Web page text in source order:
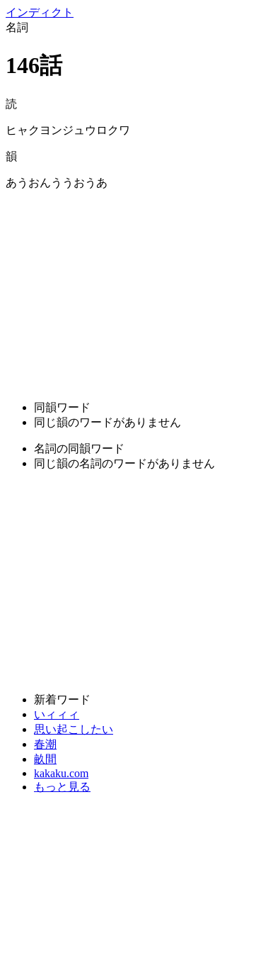
インディクト
名詞
146話
読
ヒャクヨンジュウロクワ
韻
あうおんううおうあ
同韻ワード
同じ韻のワードがありません
名詞の同韻ワード
同じ韻の名詞のワードがありません
新着ワード
いィィィ
思い起こしたい
春潮
畝間
kakaku.com
もっと見る